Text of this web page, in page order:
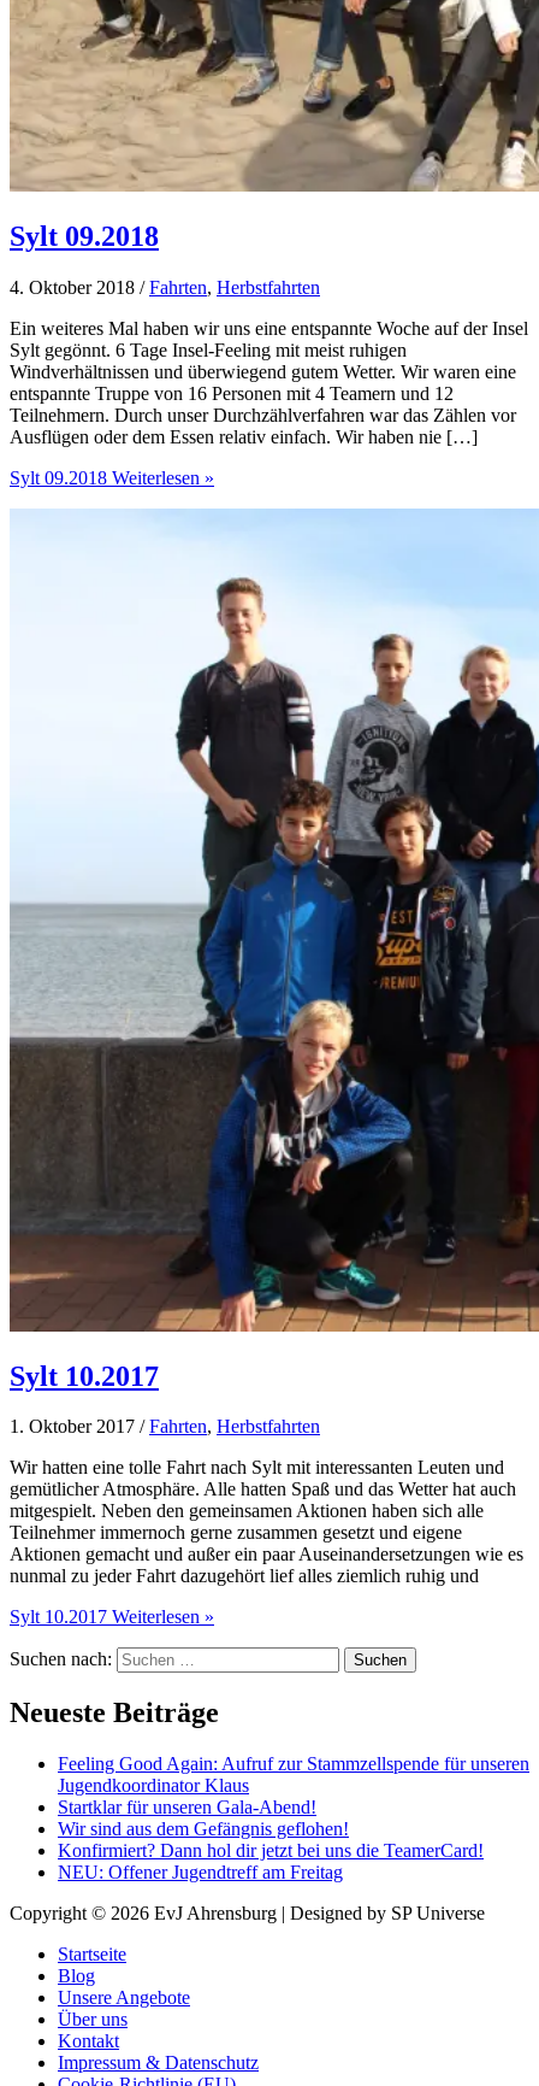
Sylt 09.2018
4. Oktober 2018 /Fahrten, Herbstfahrten
Ein weiteres Mal haben wir uns eine entspannte Woche auf der Insel
Sylt gegönnt. 6 Tage Insel-Feeling mit meist ruhigen
Windverhältnissen und überwiegend gutem Wetter. Wir waren eine
entspannte Truppe von 16 Personen mit 4 Teamern und 12
Teilnehmern. Durch unser Durchzählverfahren war das Zählen vor
Ausflügen oder dem Essen relativ einfach. Wir haben nie […]
Sylt 09.2018 Weiterlesen »
Sylt 10.2017
1. Oktober 2017 /Fahrten, Herbstfahrten
Wir hatten eine tolle Fahrt nach Sylt mit interessanten Leuten und
gemütlicher Atmosphäre. Alle hatten Spaß und das Wetter hat auch
mitgespielt. Neben den gemeinsamen Aktionen haben sich alle
Teilnehmer immernoch gerne zusammen gesetzt und eigene
Aktionen gemacht und außer ein paar Auseinandersetzungen wie es
nunmal zu jeder Fahrt dazugehört lief alles ziemlich ruhig und
Sylt 10.2017 Weiterlesen »
Suchen nach:
Neueste Beiträge
Feeling Good Again: Aufruf zur Stammzellspende für unseren
Jugendkoordinator Klaus
Startklar für unseren Gala-Abend!
Wir sind aus dem Gefängnis geflohen!
Konfirmiert? Dann hol dir jetzt bei uns die TeamerCard!
NEU: Offener Jugendtreff am Freitag
Copyright © 2026 EvJ Ahrensburg | Designed by SP Universe
Startseite
Blog
Unsere Angebote
Über uns
Kontakt
Impressum & Datenschutz